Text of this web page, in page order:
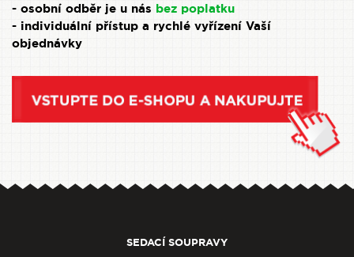
- osobní odběr je u nás bez poplatku
- individuální přístup a rychlé vyřízení Vaší
objednávky
SEDACÍ SOUPRAVY